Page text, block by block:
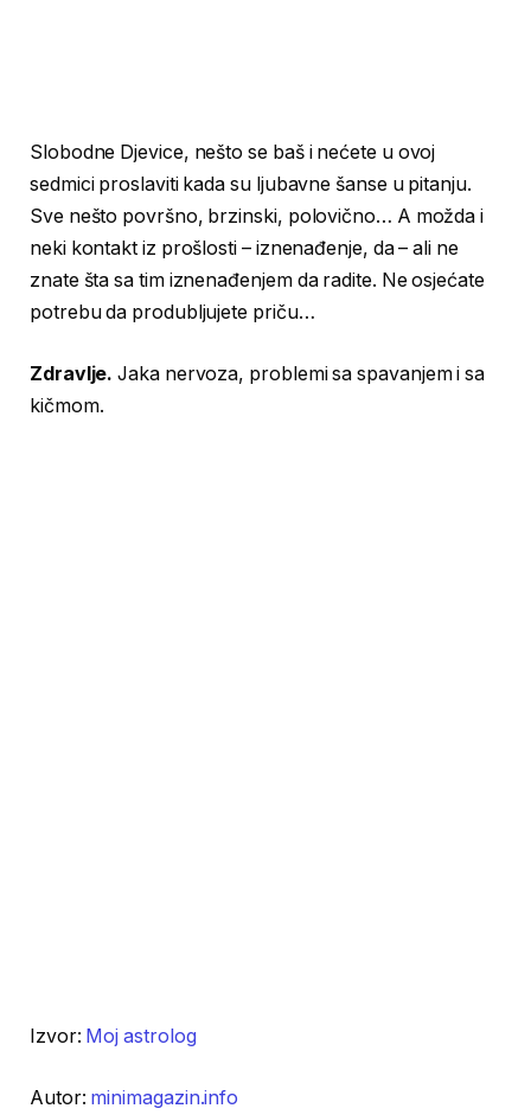
Slobodne Djevice, nešto se baš i nećete u ovoj
sedmici proslaviti kada su ljubavne šanse u pitanju.
Sve nešto površno, brzinski, polovično… A možda i
neki kontakt iz prošlosti – iznenađenje, da – ali ne
znate šta sa tim iznenađenjem da radite. Ne osjećate
potrebu da produbljujete priču…
Zdravlje. Jaka nervoza, problemi sa spavanjem i sa
kičmom.
Izvor: Moj astrolog
Autor: minimagazin.info